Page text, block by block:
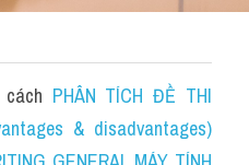
PHÂN TÍCH ĐỀ THI
& disadvantages)